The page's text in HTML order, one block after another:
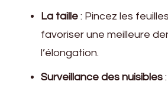
La taille : Pincez les
favoriser une meilleure
l’élongation.
Surveillance des nuisibles